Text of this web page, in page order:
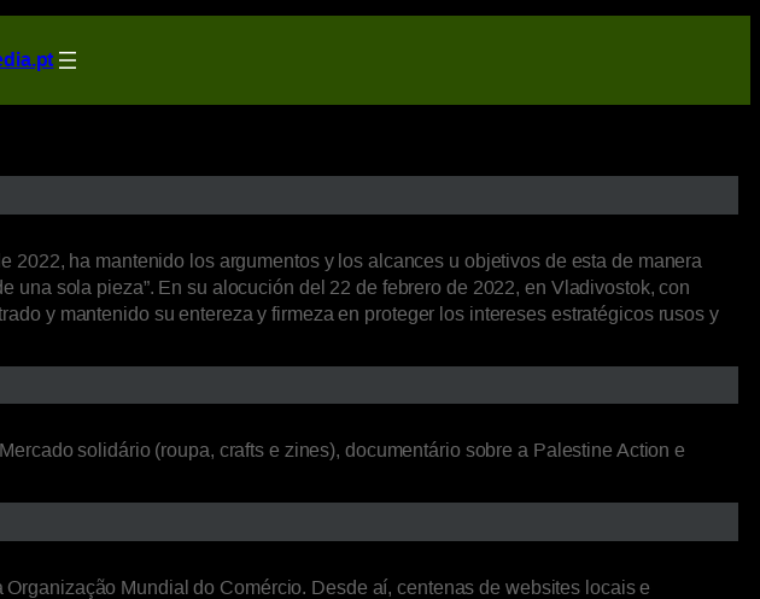
ha mantenido los argumentos y los alcances u objetivos de esta de manera
una sola pieza”. En su alocución del 22 de febrero de 2022, en Vladivostok, con
y mantenido su entereza y firmeza en proteger los intereses estratégicos rusos y
solidário (roupa, crafts e zines), documentário sobre a Palestine Action e
Mundial do Comércio. Desde aí, centenas de websites locais e